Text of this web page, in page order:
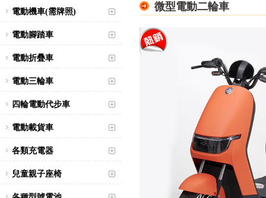
電動機車(需牌照)
電動腳踏車
電動折疊車
電動三輪車
四輪電動代步車
電動載貨車
各類充電器
兒童親子座椅
微型電動二輪車